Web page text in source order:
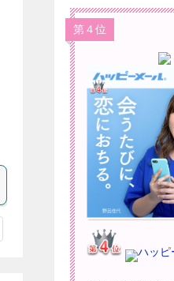
第４位
ハッピ